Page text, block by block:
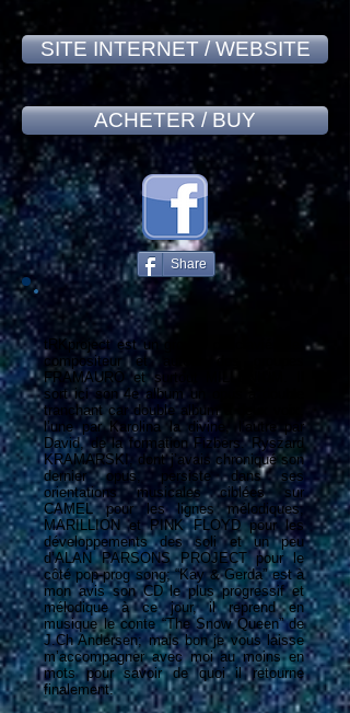
SITE INTERNET / WEBSITE
ACHETER / BUY
Share
tRKproject est un groupe du claviériste,
compositeur et auteur des groupes
FRAMAURO et surtout MILLENIUM. Il
sort ici son 4e album un opus à double
tranchant car double album à deux voix,
l’une par Karolina la divine, l’autre par
David, de la formation Fizbers. Ryszard
KRAMARSKI, dont j’avais chroniqué son
dernier opus, persiste dans ses
orientations musicales ciblées sur
CAMEL pour les lignes mélodiques,
MARILLION et PINK FLOYD pour les
développements des soli et un peu
d’ALAN PARSONS PROJECT pour le
côté pop-prog song; “Kay & Gerda” est à
mon avis son CD le plus progressif et
mélodique à ce jour, il reprend en
musique le conte “The Snow Queen” de
J.Ch Andersen; mais bon je vous laisse
m’accompagner avec moi au moins en
mots pour savoir de quoi il retourne
finalement.